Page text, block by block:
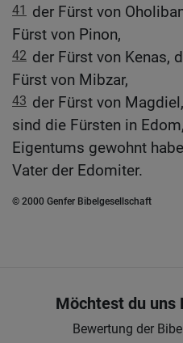
41
der Fürst von
Fürst von Pinon,
42 der Fürst von Kenas,
Fürst von Mibzar,
43 der Fürst von
sind die Fürsten in
Eigentums gewohnt
Vater der Edomiter.
© 2000 Genfer Bibelgesellschaft
Möchtest du uns
Bewertung der